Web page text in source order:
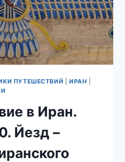
ПУТЕШЕСТВИЙ |ИРАН
в Иран.
Йезд –